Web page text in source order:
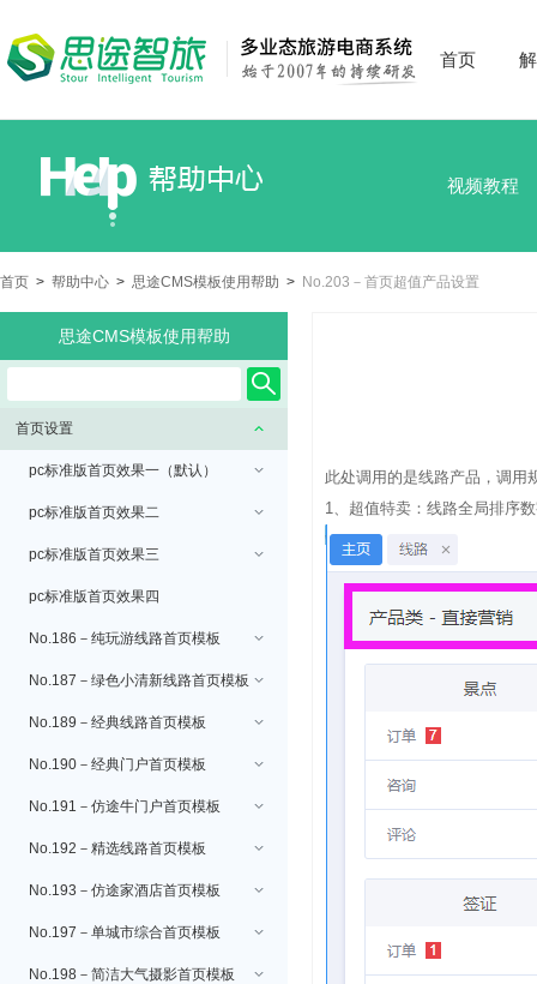
首页
视频教程
首页 > 帮助中心 > 思途CMS模板使用帮助 > No.203－首页超值产品设置
思途CMS模板使用帮助
首页设置
pc标准版首页效果一（默认）
pc标准版首页效果二
pc标准版首页效果三
pc标准版首页效果四
No.186－纯玩游线路首页模板
No.187－绿色小清新线路首页模板
No.189－经典线路首页模板
No.190－经典门户首页模板
No.191－仿途牛门户首页模板
No.192－精选线路首页模板
No.193－仿途家酒店首页模板
No.197－单城市综合首页模板
No.198－简洁大气摄影首页模板
此处调用的是线路产品，调用
1、超值特卖：线路全局排序